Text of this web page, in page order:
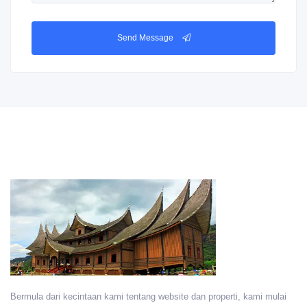
Send Message
Bermula dari kecintaan kami tentang website dan properti, kami mulai